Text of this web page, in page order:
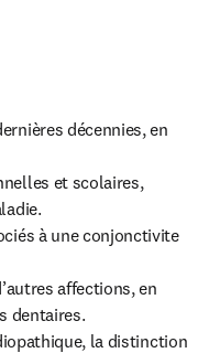
décennies, en
et scolaires,
à une conjonctivite
affections, en
dentaires.
la distinction